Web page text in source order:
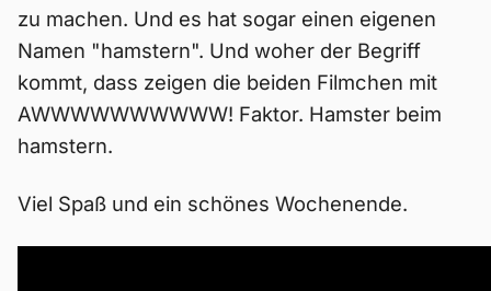
zu machen. Und es hat sogar einen eigenen
Namen "hamstern". Und woher der Begriff
kommt, dass zeigen die beiden Filmchen mit
AWWWWWWWWWW! Faktor. Hamster beim
hamstern.
Viel Spaß und ein schönes Wochenende.